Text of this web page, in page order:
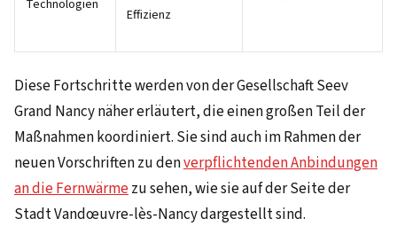
Technologien
Effizienz
Diese Fortschritte werden von der Gesellschaft Seev
Grand Nancy näher erläutert, die einen großen Teil der
Maßnahmen koordiniert. Sie sind auch im Rahmen der
neuen Vorschriften zu denverpflichtenden Anbindungen
an die Fernwärmezu sehen, wie sie auf der Seite der
Stadt Vandœuvre-lès-Nancy dargestellt sind.